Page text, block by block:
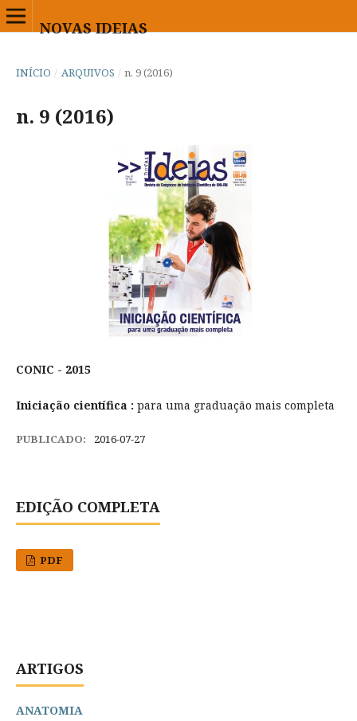
NOVAS IDEIAS
INÍCIO / ARQUIVOS / n. 9 (2016)
n. 9 (2016)
CONIC - 2015
Iniciação científica : para uma graduação mais completa
PUBLICADO: 2016-07-27
EDIÇÃO COMPLETA
PDF
ARTIGOS
ANATOMIA